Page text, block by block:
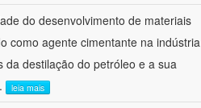
do desenvolvimento de materiais
como agente cimentante na indústria
da destilação do petróleo e a sua
leia mais